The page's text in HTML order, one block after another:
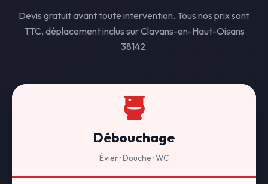
Devis gratuit avant toute intervention. Tous nos prix sont
TTC, déplacement inclus sur Clavans-en-Haut-Oisans
38142.
Débouchage
Évier · Douche · WC